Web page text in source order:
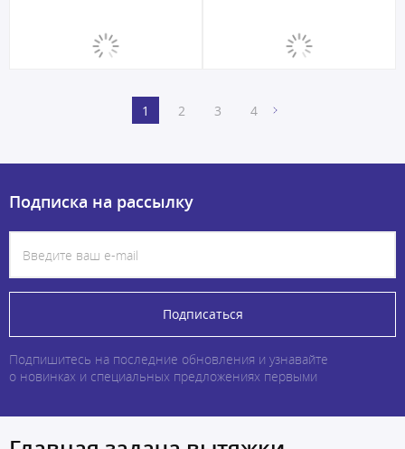
1 2 3 4
Подписка на рассылку
Подписаться
Подпишитесь на последние обновления и узнавайте
о новинках и специальных предложениях первыми